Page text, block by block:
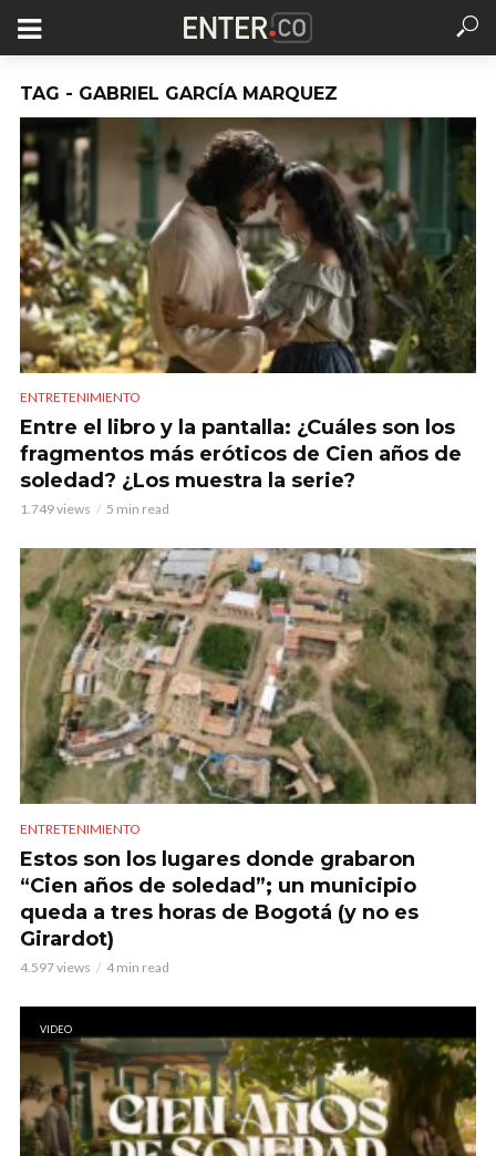
TAG - GABRIEL GARCÍA MARQUEZ
ENTRETENIMIENTO
Entre el libro y la pantalla: ¿Cuáles son los
fragmentos más eróticos de Cien años de
soledad? ¿Los muestra la serie?
1.749 views 5 min read
ENTRETENIMIENTO
Estos son los lugares donde grabaron
“Cien años de soledad”; un municipio
queda a tres horas de Bogotá (y no es
Girardot)
4.597 views 4 min read
VIDEO